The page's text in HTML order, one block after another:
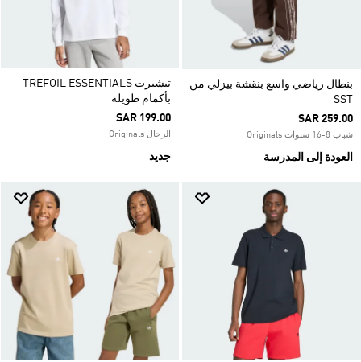
بنطال رياضي واسع بنقشة بيزلي من
SST
SAR 259.00
شباب 8-16 سنوات Originals
العودة إلى المدرسة
تيشيرت TREFOIL ESSENTIALS
بأكمام طويلة
SAR 199.00
الرجال Originals
جديد